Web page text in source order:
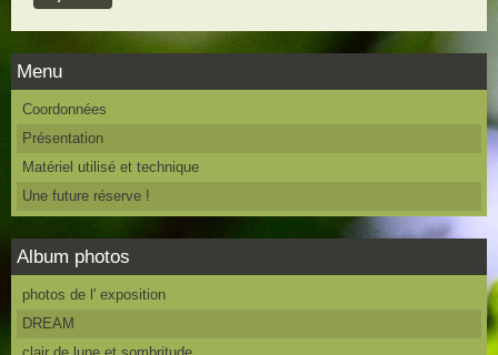
Menu
Coordonnées
Présentation
Matériel utilisé et technique
Une future réserve !
Album photos
photos de l' exposition
DREAM